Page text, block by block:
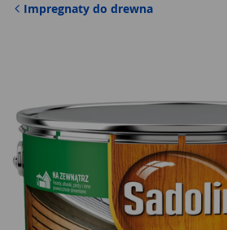
Impregnaty do drewna